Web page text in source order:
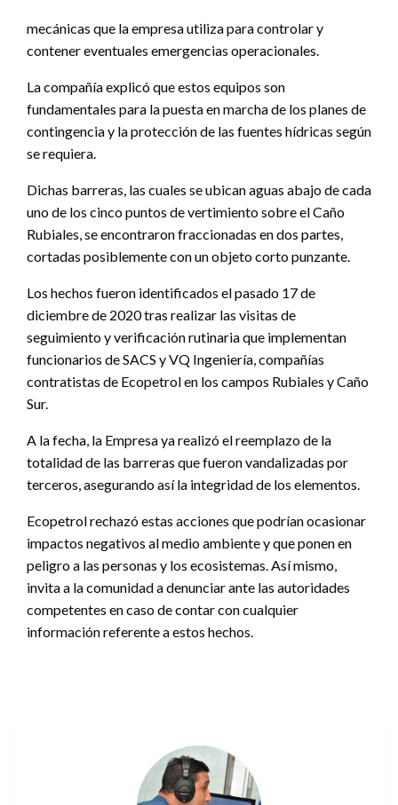
mecánicas que la empresa utiliza para controlar y
contener eventuales emergencias operacionales.
La compañía explicó que estos equipos son
fundamentales para la puesta en marcha de los planes de
contingencia y la protección de las fuentes hídricas según
se requiera.
Dichas barreras, las cuales se ubican aguas abajo de cada
uno de los cinco puntos de vertimiento sobre el Caño
Rubiales, se encontraron fraccionadas en dos partes,
cortadas posiblemente con un objeto corto punzante.
Los hechos fueron identificados el pasado 17 de
diciembre de 2020 tras realizar las visitas de
seguimiento y verificación rutinaria que implementan
funcionarios de SACS y VQ Ingeniería, compañías
contratistas de Ecopetrol en los campos Rubiales y Caño
Sur.
A la fecha, la Empresa ya realizó el reemplazo de la
totalidad de las barreras que fueron vandalizadas por
terceros, asegurando así la integridad de los elementos.
Ecopetrol rechazó estas acciones que podrían ocasionar
impactos negativos al medio ambiente y que ponen en
peligro a las personas y los ecosistemas. Así mismo,
invita a la comunidad a denunciar ante las autoridades
competentes en caso de contar con cualquier
información referente a estos hechos.